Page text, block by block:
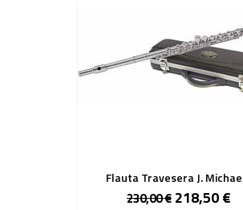
Flauta Travesera J.
230,00 € 218,50 €